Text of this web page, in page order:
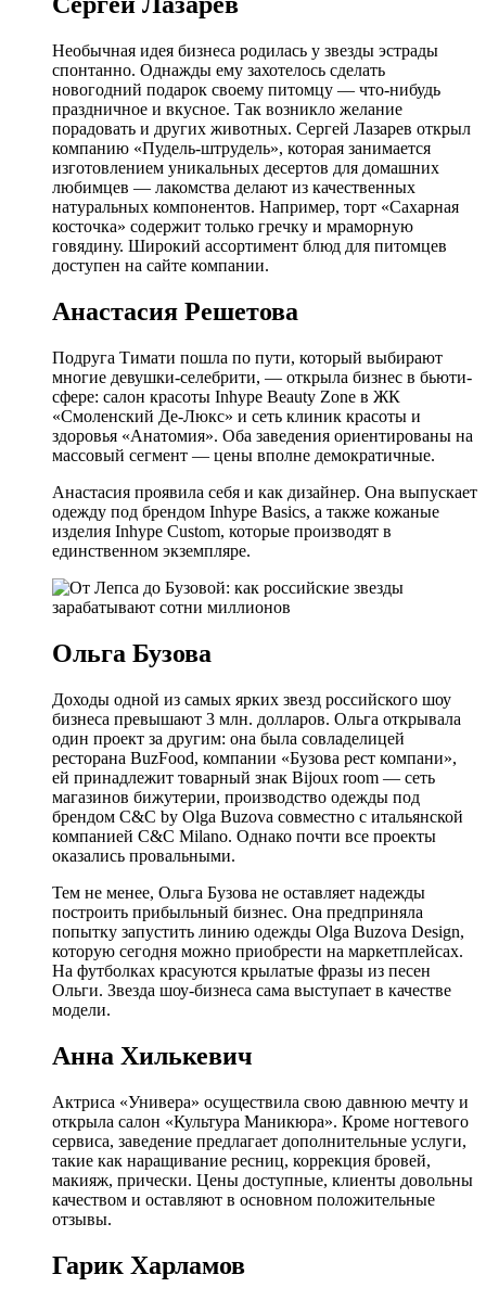
Необычная идея бизнеса родилась у звезды эстрады
спонтанно. Однажды ему захотелось сделать
новогодний подарок своему питомцу — что-нибудь
праздничное и вкусное. Так возникло желание
порадовать и других животных. Сергей Лазарев открыл
компанию «Пудель-штрудель», которая занимается
изготовлением уникальных десертов для домашних
любимцев — лакомства делают из качественных
натуральных компонентов. Например, торт «Сахарная
косточка» содержит только гречку и мраморную
говядину. Широкий ассортимент блюд для питомцев
доступен на сайте компании.
Анастасия Решетова
Подруга Тимати пошла по пути, который выбирают
многие девушки-селебрити, — открыла бизнес в бьюти-
сфере: салон красоты Inhype Beauty Zone в ЖК
«Смоленский Де-Люкс» и сеть клиник красоты и
здоровья «Анатомия». Оба заведения ориентированы на
массовый сегмент — цены вполне демократичные.
Анастасия проявила себя и как дизайнер. Она выпускает
одежду под брендом Inhype Basics, а также кожаные
изделия Inhype Custom, которые производят в
единственном экземпляре.
Ольга Бузова
Доходы одной из самых ярких звезд российского шоу
бизнеса превышают 3 млн. долларов. Ольга открывала
один проект за другим: она была совладелицей
ресторана BuzFood, компании «Бузова рест компани»,
ей принадлежит товарный знак Bijoux room — сеть
магазинов бижутерии, производство одежды под
брендом C&C by Olga Buzova совместно с итальянской
компанией C&C Milano. Однако почти все проекты
оказались провальными.
Тем не менее, Ольга Бузова не оставляет надежды
построить прибыльный бизнес. Она предприняла
попытку запустить линию одежды Olga Buzova Design,
которую сегодня можно приобрести на маркетплейсах.
На футболках красуются крылатые фразы из песен
Ольги. Звезда шоу-бизнеса сама выступает в качестве
модели.
Анна Хилькевич
Актриса «Универа» осуществила свою давнюю мечту и
открыла салон «Культура Маникюра». Кроме ногтевого
сервиса, заведение предлагает дополнительные услуги,
такие как наращивание ресниц, коррекция бровей,
макияж, прически. Цены доступные, клиенты довольны
качеством и оставляют в основном положительные
отзывы.
Гарик Харламов